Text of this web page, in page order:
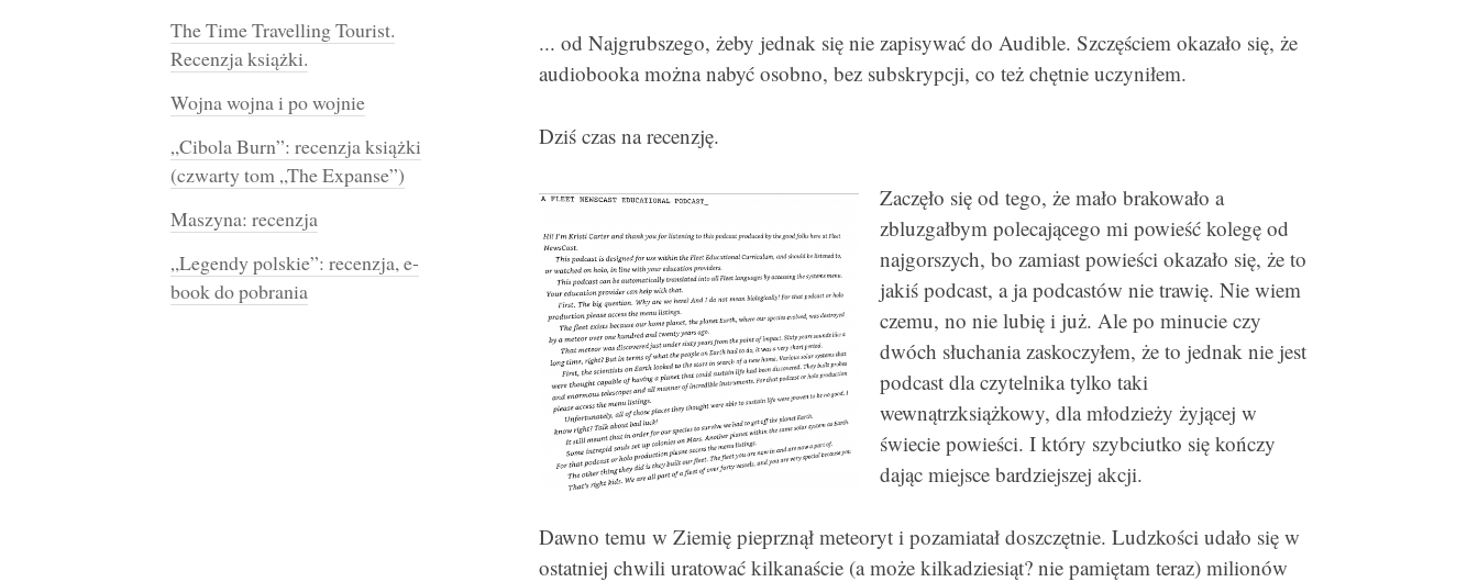
... od Najgrubszego, żeby jednak się nie zapisywać do Audible. Szczęściem okazało się, że
audiobooka można nabyć osobno, bez subskrypcji, co też chętnie uczyniłem.
Dziś czas na recenzję.
Zaczęło się od tego, że mało brakowało a
zbluzgałbym polecającego mi powieść kolegę od
najgorszych, bo zamiast powieści okazało się, że to
jakiś podcast, a ja podcastów nie trawię. Nie wiem
czemu, no nie lubię i już. Ale po minucie czy
dwóch słuchania zaskoczyłem, że to jednak nie jest
podcast dla czytelnika tylko taki
wewnątrzksiążkowy, dla młodzieży żyjącej w
świecie powieści. I który szybciutko się kończy
dając miejsce bardziejszej akcji.
Dawno temu w Ziemię pieprznął meteoryt i pozamiatał doszczętnie. Ludzkości udało się w
ostatniej chwili uratować kilkanaście (a może kilkadziesiąt? nie pamiętam teraz) milionów
The Time Travelling Tourist.
Recenzja książki.
Wojna wojna i po wojnie
„Cibola Burn”: recenzja książki
(czwarty tom „The Expanse”)
Maszyna: recenzja
„Legendy polskie”: recenzja, e-
book do pobrania